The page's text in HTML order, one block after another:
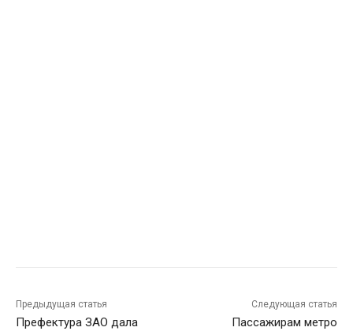
Предыдущая статья
Префектура ЗАО дала
Следующая статья
Пассажирам метро